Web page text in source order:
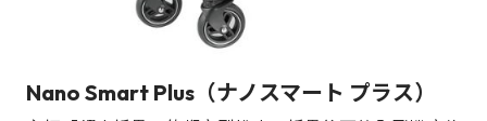
Nano Smart Plus（ナノスマート プラス）